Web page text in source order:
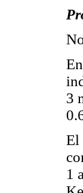
3
El
1